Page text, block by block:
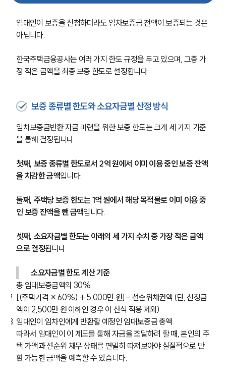
팀소개
팀소개
대륜의 강점
오시는 길
글로벌 파트너 로펌
고객의 소리
임대인이 보증을 신청하더라도 임차보증금 전액이 보증되는 것은
아닙니다.
한국주택금융공사는 여러 가지 한도 규정을 두고 있으며, 그중 가
장 적은 금액을 최종 보증 한도로 설정합니다.
보증 종류별 한도와 소요자금별 산정 방식
임차보증금반환 자금 마련을 위한 보증 한도는 크게 세 가지 기준
을 통해 결정됩니다.
첫째, 보증 종류별 한도로서 2억 원에서 이미 이용 중인 보증 잔액
을 차감한 금액입니다.
둘째, 주택당 보증 한도는 1억 원에서 해당 목적물로 이미 이용 중
인 보증 잔액을 뺀 금액입니다.
셋째, 소요자금별 한도는 아래의 세 가지 수치 중 가장 적은 금액
으로 결정됩니다.
소요자금별 한도 계산 기준
총 임대보증금액의 30%
[(주택가격 × 60%) + 5,000만 원] - 선순위채권액 (단, 신청금
액이 2,500만 원 이하인 경우 이 산식 적용 제외)
임대인이 임차인에게 반환할 예정인 임대보증금 총액
따라서 임대인이 이 제도를 통해 자금을 조달하려 할 때, 본인의 주
택 가액과 선순위 채무 상태를 면밀히 따져보아야 실질적으로 반
환 가능한 금액을 예측할 수 있습니다.